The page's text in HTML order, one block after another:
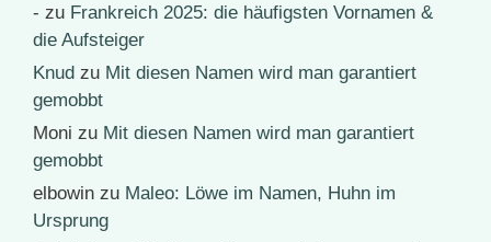
- zu Frankreich 2025: die häufigsten Vornamen &
die Aufsteiger
Knud zu Mit diesen Namen wird man garantiert
gemobbt
Moni zu Mit diesen Namen wird man garantiert
gemobbt
elbowin zu Maleo: Löwe im Namen, Huhn im
Ursprung